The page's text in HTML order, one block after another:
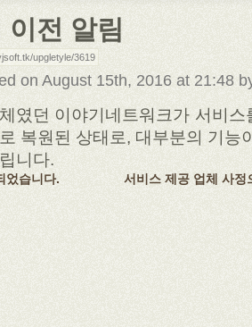
전 알림
upgletyle/3619
on August 15th, 2016 at 21:48
였던 이야기네트워크가 서비
복원된 상태로, 대부분의 기능
니다.
었습니다. 서비스 제공 업체 사정